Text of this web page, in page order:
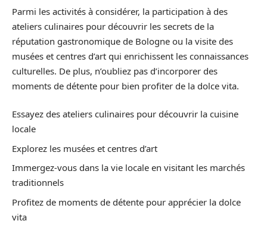
Parmi les activités à considérer, la participation à des
ateliers culinaires pour découvrir les secrets de la
réputation gastronomique de Bologne ou la visite des
musées et centres d’art qui enrichissent les connaissances
culturelles. De plus, n’oubliez pas d’incorporer des
moments de détente pour bien profiter de la dolce vita.
Essayez des ateliers culinaires pour découvrir la cuisine
locale
Explorez les musées et centres d’art
Immergez-vous dans la vie locale en visitant les marchés
traditionnels
Profitez de moments de détente pour apprécier la dolce
vita